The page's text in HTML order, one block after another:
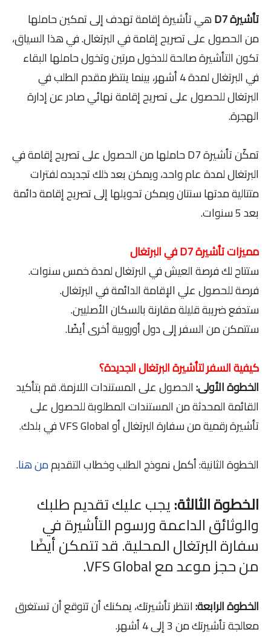
تأشيرة D7
هي تأشيرة إقامة تهدف إلى تمكين حاملها
من الحصول على تصريح إقامة في البرتغال. في هذا السياق،
تكون التأشيرة صالحة للدخول مرتين وتخول حاملها البقاء
في البرتغال لمدة 4 أشهر، بينما ينتظر مقدم الطلب في
البرتغال للحصول على تصريح إقامة نهائي صادر عن إدارة
الهجرة.
تمكّن تأشيرة D7 حاملها من الحصول على تصريح إقامة في
البرتغال لمدة عام واحد، ويمكن بعد ذلك تجديده لفترات
متتالية مدتها سنتان ويمكن تحويلها إلى تصريح إقامة دائمة
بعد 5 سنوات.
مميزات تأشيرة D7 في البرتغال
ستتاح لك فرصة العيش في البرتغال لمدة خمس سنوات.
فرصة للحصول علي الإقامة الدائمة في البرتغال.
ستدفع ضريبة قليلة مقارنة بالسكان الأصليين.
ستتمكن من السفر إلى دول أوروبية أخرى أيضًا.
كيفية السفر لتأشيرة البرتغال الجديدة؟
الخطوة الأولى:الحصول على المستندات اللازمة. قم بتأكيد
القائمة المحدثة من المستندات المطلوبة للحصول على
تأشيرة رقمية من سفارة البرتغال أو VFS Global في بلدك.
الخطوة الثانية: أكمل نموذج الطلب وخطاب التقديممن هنا.
الخطوة الثالثة:يجب عليك تقديم طلبك
والوثائق الداعمة ورسوم التأشيرة في
سفارة البرتغال المحلية. قد تتمكن أيضًا
من حجز موعد مع VFS Global.
الخطوة الرابعة:انتظر تأشيرتك، يمكنك أن تتوقع أن تستغرق
معالجة تأشيرتك من 3 إلى 4 أشهر.